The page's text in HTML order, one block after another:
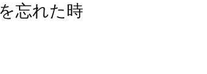
忘れた時